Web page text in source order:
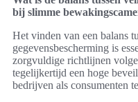
bij slimme
Het vinden van een balans
gegevensbescherming is
zorgvuldige richtlijnen
tegelijkertijd een hoge
bedrijven als consumenten